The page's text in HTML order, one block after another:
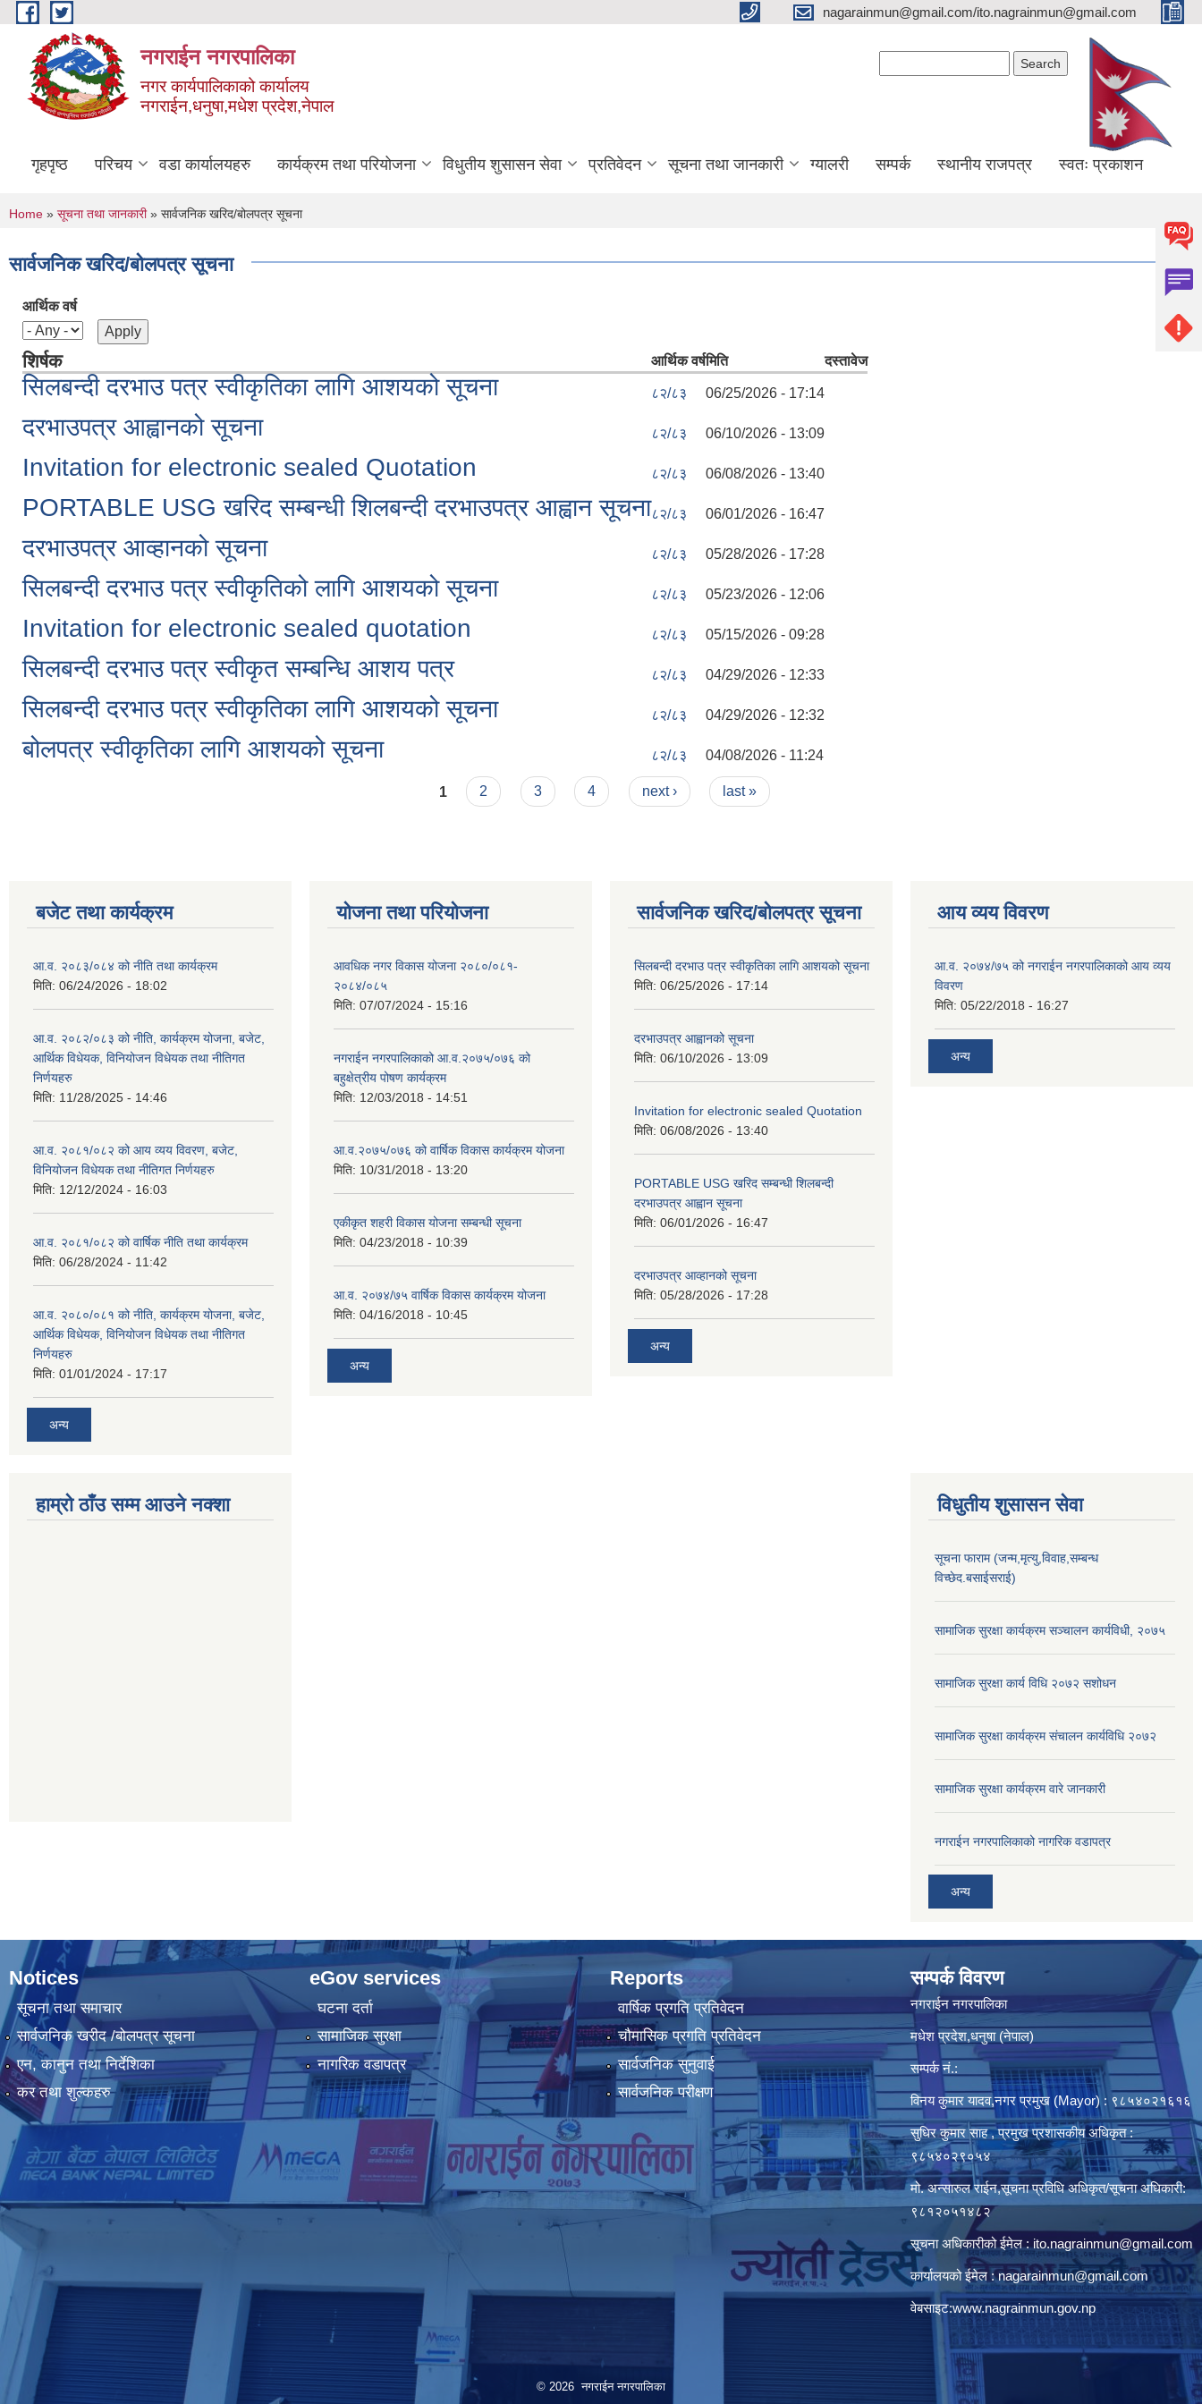
Skip to main content nagarainmun@gmail.com/ito.nagrainmun@gmail.com
नगराईन नगरपालिका
नगर कार्यपालिकाको कार्यालय
नगराईन,धनुषा,मधेश प्रदेश,नेपाल
गृहपृष्ठ परिचय वडा कार्यालयहरु कार्यक्रम तथा परियोजना विधुतीय शुसासन सेवा प्रतिवेदन सूचना तथा जानकारी ग्यालरी सम्पर्क स्थानीय राजपत्र स्वतः प्रकाशन
You are here
Home » सूचना तथा जानकारी» सार्वजनिक खरिद/बोलपत्र सूचना
सार्वजनिक खरिद/बोलपत्र सूचना
आर्थिक वर्ष
शिर्षक आर्थिक वर्षमिति दस्तावेज
सिलबन्दी दरभाउ पत्र स्वीकृतिका लागि आशयको सूचना ८२/८३ 06/25/2026 - 17:14
दरभाउपत्र आह्वानको सूचना ८२/८३ 06/10/2026 - 13:09
Invitation for electronic sealed Quotation ८२/८३ 06/08/2026 - 13:40
PORTABLE USG खरिद सम्बन्धी शिलबन्दी दरभाउपत्र आह्वान सूचना८२/८३ 06/01/2026 - 16:47
दरभाउपत्र आव्हानको सूचना ८२/८३ 05/28/2026 - 17:28
सिलबन्दी दरभाउ पत्र स्वीकृतिको लागि आशयको सूचना ८२/८३ 05/23/2026 - 12:06
Invitation for electronic sealed quotation ८२/८३ 05/15/2026 - 09:28
सिलबन्दी दरभाउ पत्र स्वीकृत सम्बन्धि आशय पत्र ८२/८३ 04/29/2026 - 12:33
सिलबन्दी दरभाउ पत्र स्वीकृतिका लागि आशयको सूचना ८२/८३ 04/29/2026 - 12:32
बोलपत्र स्वीकृतिका लागि आशयको सूचना ८२/८३ 04/08/2026 - 11:24
1 2 3 4 next › last »
बजेट तथा कार्यक्रम
आ.व. २०८३/०८४ को नीति तथा कार्यक्रम
मिति: 06/24/2026 - 18:02
आ.व. २०८२/०८३ को नीति, कार्यक्रम योजना, बजेट,
आर्थिक विधेयक, विनियोजन विधेयक तथा नीतिगत
निर्णयहरु
मिति: 11/28/2025 - 14:46
आ.व. २०८१/०८२ को आय व्यय विवरण, बजेट,
विनियोजन विधेयक तथा नीतिगत निर्णयहरु
मिति: 12/12/2024 - 16:03
आ.व. २०८१/०८२ को वार्षिक नीति तथा कार्यक्रम
मिति: 06/28/2024 - 11:42
आ.व. २०८०/०८१ को नीति, कार्यक्रम योजना, बजेट,
आर्थिक विधेयक, विनियोजन विधेयक तथा नीतिगत
निर्णयहरु
मिति: 01/01/2024 - 17:17
अन्य
योजना तथा परियोजना
आवधिक नगर विकास योजना २०८०/०८१-
२०८४/०८५
मिति: 07/07/2024 - 15:16
नगराईन नगरपालिकाको आ.व.२०७५/०७६ को
बहुक्षेत्रीय पोषण कार्यक्रम
मिति: 12/03/2018 - 14:51
आ.व.२०७५/०७६ को वार्षिक विकास कार्यक्रम योजना
मिति: 10/31/2018 - 13:20
एकीकृत शहरी विकास योजना सम्बन्धी सूचना
मिति: 04/23/2018 - 10:39
आ.व. २०७४/७५ वार्षिक विकास कार्यक्रम योजना
मिति: 04/16/2018 - 10:45
अन्य
सार्वजनिक खरिद/बोलपत्र सूचना
सिलबन्दी दरभाउ पत्र स्वीकृतिका लागि आशयको सूचना
मिति: 06/25/2026 - 17:14
दरभाउपत्र आह्वानको सूचना
मिति: 06/10/2026 - 13:09
Invitation for electronic sealed Quotation
मिति: 06/08/2026 - 13:40
PORTABLE USG खरिद सम्बन्धी शिलबन्दी
दरभाउपत्र आह्वान सूचना
मिति: 06/01/2026 - 16:47
दरभाउपत्र आव्हानको सूचना
मिति: 05/28/2026 - 17:28
अन्य
आय व्यय विवरण
आ.व. २०७४/७५ को नगराईन नगरपालिकाको आय व्यय
विवरण
मिति: 05/22/2018 - 16:27
अन्य
हाम्रो ठाँउ सम्म आउने नक्शा विधुतीय शुसासन सेवा
सूचना फाराम (जन्म,मृत्यु,विवाह,सम्बन्ध
विच्छेद.बसाईसराई)
सामाजिक सुरक्षा कार्यक्रम सञ्चालन कार्यविधी, २०७५
सामाजिक सुरक्षा कार्य विधि २०७२ स‌शोधन
सामाजिक सुरक्षा कार्यक्रम संचालन कार्यविधि २०७२
सामाजिक सुरक्षा कार्यक्रम वारे जानकारी
नगराईन नगरपालिकाको नागरिक वडापत्र
अन्य
Notices
सूचना तथा समाचार
सार्वजनिक खरीद /बोलपत्र सूचना
एन, कानुन तथा निर्देशिका
कर तथा शुल्कहरु
eGov services
घटना दर्ता
सामाजिक सुरक्षा
नागरिक वडापत्र
Reports
वार्षिक प्रगति प्रतिवेदन
चौमासिक प्रगति प्रतिवेदन
सार्वजनिक सुनुवाई
सार्वजनिक परीक्षण
सम्पर्क विवरण
नगराईन नगरपालिका
मधेश प्रदेश,धनुषा (नेपाल)
सम्पर्क नं.:
विनय कुमार यादव,नगर प्रमुख (Mayor) : ९८५४०२१६१६
सुधिर कुमार साह , प्रमुख प्रशासकीय अधिकृत :
९८५४०२९०५४
मो. अन्सारुल राईन,सूचना प्रविधि अधिकृत/सूचना अधिकारी:
९८१२०५१४८२
सूचना अधिकारीको ईमेल : ito.nagrainmun@gmail.com
कार्यालयको ईमेल :nagarainmun@gmail.com
वेबसाइट:www.nagrainmun.gov.np
© 2026 नगराईन नगरपालिका